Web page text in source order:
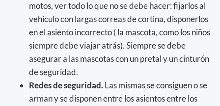
motos, ver todo lo que no se debe hacer: fijarlos al
vehículo con largas correas de cortina, disponerlos
en el asiento incorrecto ( la mascota, como los niños
siempre debe viajar atrás). Siempre se debe
asegurar a las mascotas con un pretal y un cinturón
de seguridad.
Redes de seguridad.Las mismas se consiguen o se
arman y se disponen entre los asientosentre los